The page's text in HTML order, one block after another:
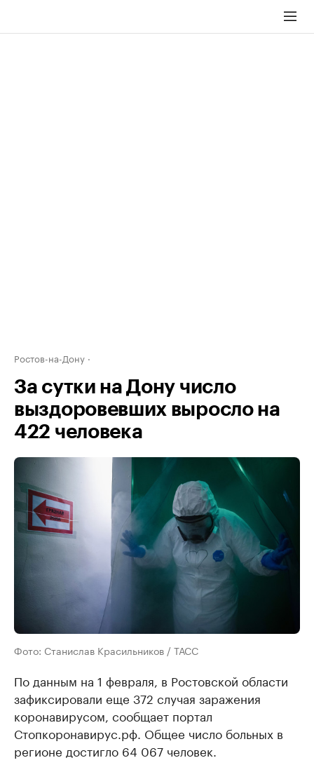
Ростов-на-Дону
За сутки на Дону число
выздоровевших выросло на
422 человека
Фото: Станислав Красильников / ТАСС
По данным на 1 февраля, в Ростовской области
зафиксировали еще 372 случая заражения
коронавирусом, сообщает портал
Стопкоронавирус.рф. Общее число больных в
регионе достигло 64 067 человек.